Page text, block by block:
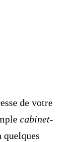
de votre
cabinet-
quelques